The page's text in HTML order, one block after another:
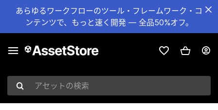
あらゆるワークフローのツール・フレームワーク・コ
ンテンツで、もっと速く開発 — 全品50%オフ。
アセットの検索